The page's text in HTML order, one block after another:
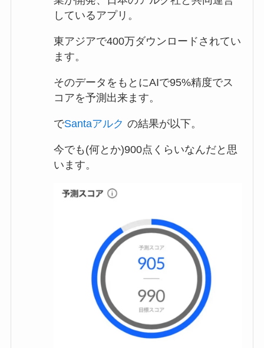
しているアプリ。
東アジアで400万ダウンロードされてい
ます。
そのデータをもとにAIで95%精度でス
コアを予測出来ます。
でSantaアルク の結果が以下。
今でも(何とか)900点くらいなんだと思
います。